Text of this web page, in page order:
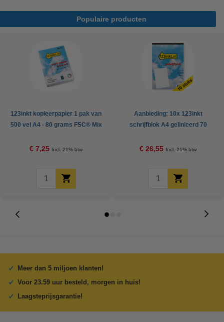
Populaire producten
123inkt kopieerpapier 1 pak van
500 vel A4 - 80 grams FSC® Mix
€ 7,25 Incl. 21% btw
Aanbieding: 10x 123inkt
schrijfblok A4 gelinieerd 70
€ 26,55 Incl. 21% btw
Meer dan 5 miljoen klanten!
Voor 23.59 uur besteld, morgen in huis!
Laagsteprijsgarantie!